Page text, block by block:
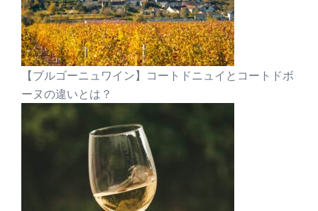
【ブルゴーニュワイン】コートドニュイとコートドボ
ーヌの違いとは？